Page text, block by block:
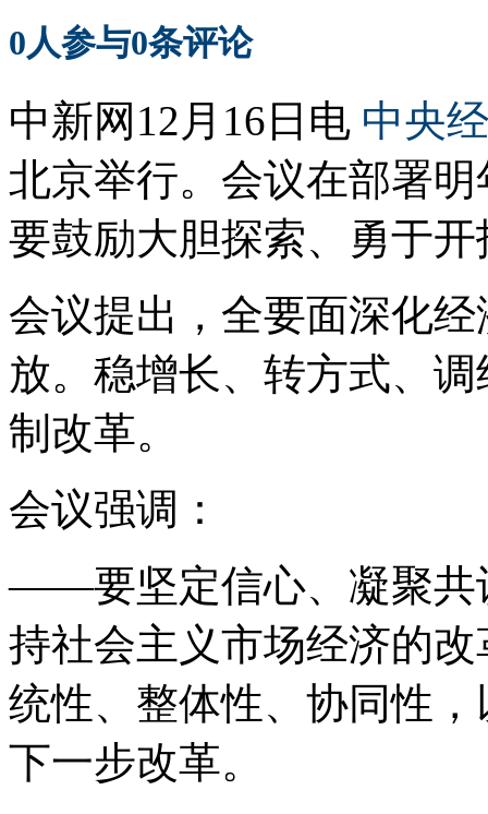
0人参与0条评论
中新网12月16日电 中央
北京举行。会议在部署
要鼓励大胆探索、勇于
会议提出，全要面深化
放。稳增长、转方式、
制改革。
会议强调：
——要坚定信心、凝聚共
持社会主义市场经济的
统性、整体性、协同性
下一步改革。